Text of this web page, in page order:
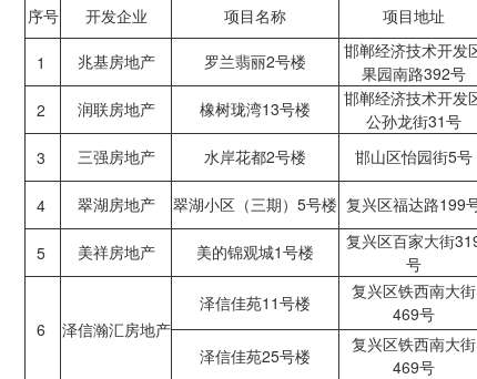
序号
开发企业 项目名称 项目地址
1 兆基房地产 罗兰翡丽2号楼
邯郸经济技术开发
果园南路392号
2 润联房地产 橡树珑湾13号楼
邯郸经济技术开发
公孙龙街31号
3 三强房地产 水岸花都2号楼 邯山区怡园街5号
4 翠湖房地产 翠湖小区（三期）5号楼 复兴区福达路199
5 美祥房地产 美的锦观城1号楼
复兴区百家大街
号
6 泽信瀚汇房地产
泽信佳苑11号楼
复兴区铁西南大街
469号
泽信佳苑25号楼
复兴区铁西南大街
469号